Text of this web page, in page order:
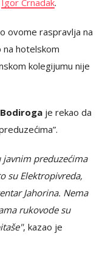
Igor Crnadak.
ovome raspravlja na
hotelskom
kolegijumu nije
je rekao da
javnim preduzećima
su Elektropivreda,
Jahorina. Nema
rukovode su
, kazao je